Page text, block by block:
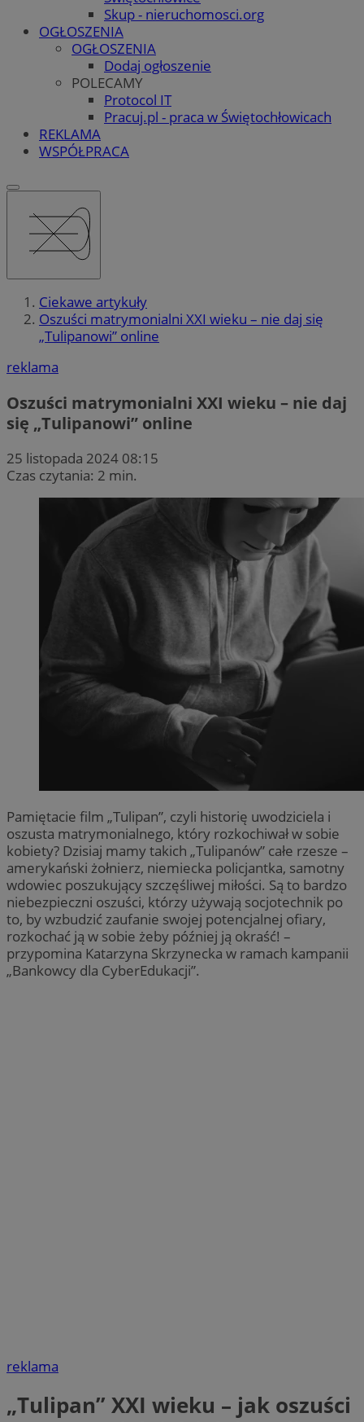
Skup - nieruchomosci.org
OGŁOSZENIA
OGŁOSZENIA
Dodaj ogłoszenie
POLECAMY
Protocol IT
Pracuj.pl - praca w Świętochłowicach
REKLAMA
WSPÓŁPRACA
Ciekawe artykuły
Oszuści matrymonialni XXI wieku – nie daj się
„Tulipanowi” online
reklama
Oszuści matrymonialni XXI wieku – nie daj
się „Tulipanowi” online
25 listopada 2024 08:15
Czas czytania: 2 min.
Pamiętacie film „Tulipan”, czyli historię uwodziciela i
oszusta matrymonialnego, który rozkochiwał w sobie
kobiety? Dzisiaj mamy takich „Tulipanów” całe rzesze –
amerykański żołnierz, niemiecka policjantka, samotny
wdowiec poszukujący szczęśliwej miłości. Są to bardzo
niebezpieczni oszuści, którzy używają socjotechnik po
to, by wzbudzić zaufanie swojej potencjalnej ofiary,
rozkochać ją w sobie żeby później ją okraść! –
przypomina Katarzyna Skrzynecka w ramach kampanii
„Bankowcy dla CyberEdukacji”.
reklama
„Tulipan” XXI wieku – jak oszuści